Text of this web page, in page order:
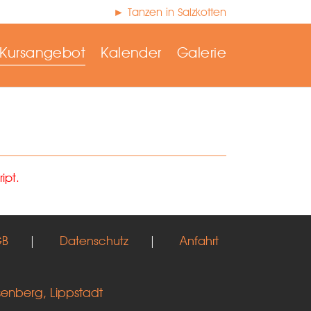
► Tanzen in Salzkotten
Kursangebot Kalender Galerie
| Datenschutz | Anfahrt
Lippstadt